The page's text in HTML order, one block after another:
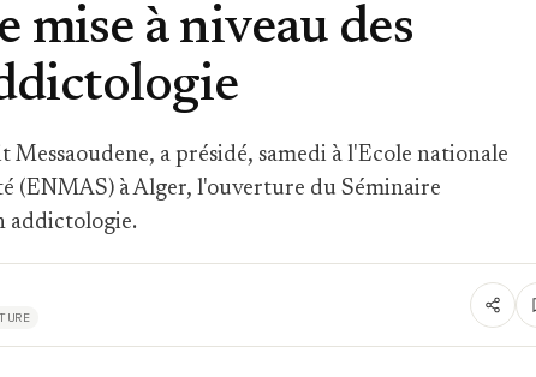
mise à niveau des
a présidé, samedi à l'Ecole nationale
(ENMAS) à Alger, l'ouverture du Séminaire
addictologie.